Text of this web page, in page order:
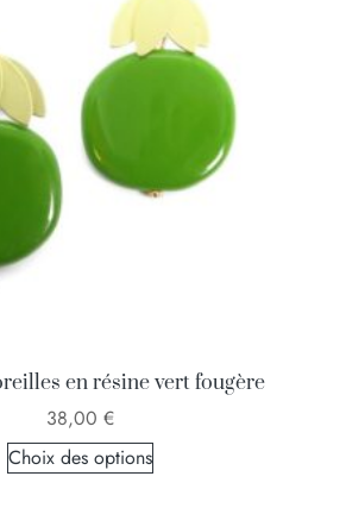
en résine vert fougère
38,00 €
Choix des options